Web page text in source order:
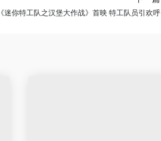
《迷你特工队之汉堡大作战》首映 特工队员引欢呼